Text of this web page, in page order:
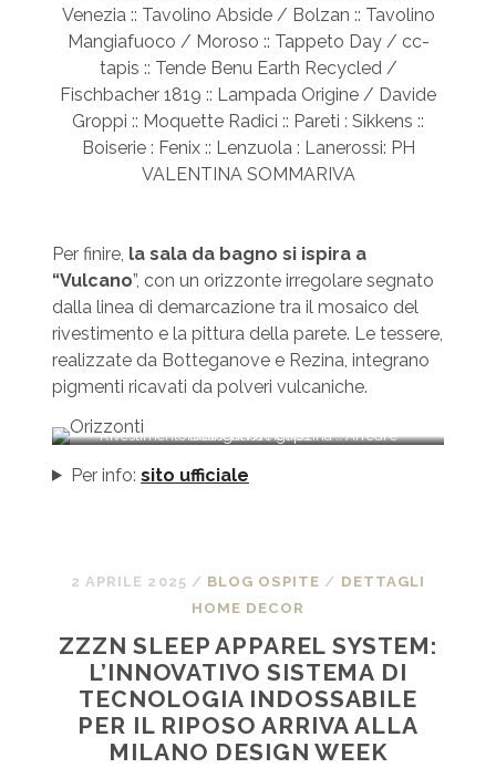
Venezia :: Tavolino Abside / Bolzan :: Tavolino
Mangiafuoco / Moroso :: Tappeto Day / cc-
tapis :: Tende Benu Earth Recycled /
Fischbacher 1819 :: Lampada Origine / Davide
Groppi :: Moquette Radici :: Pareti : Sikkens ::
Boiserie : Fenix :: Lenzuola : Lanerossi: PH
VALENTINA SOMMARIVA
Per finire, la sala da bagno si ispira a
“Vulcano”, con un orizzonte irregolare segnato
dalla linea di demarcazione tra il mosaico del
rivestimento e la pittura della parete. Le tessere,
realizzate da Botteganove e Rezina, integrano
pigmenti ricavati da polveri vulcaniche.
Rivestimento Botteganove e Rezina :: Arredi e rubinetteria Agape
Per info: sito ufficiale
2 APRILE 2025 / BLOG OSPITE / DETTAGLI
HOME DECOR
ZZZN SLEEP APPAREL SYSTEM:
L’INNOVATIVO SISTEMA DI
TECNOLOGIA INDOSSABILE
PER IL RIPOSO ARRIVA ALLA
MILANO DESIGN WEEK